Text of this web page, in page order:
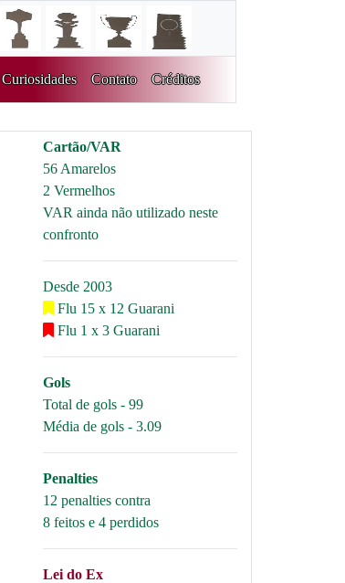
Curiosidades Contato Créditos
Cartão/VAR
56 Amarelos
2 Vermelhos
VAR ainda não utilizado neste
confronto
Desde 2003
Flu 15 x 12 Guarani
Flu 1 x 3 Guarani
Gols
Total de gols - 99
Média de gols - 3.09
Penalties
12 penalties contra
8 feitos e 4 perdidos
Lei do Ex